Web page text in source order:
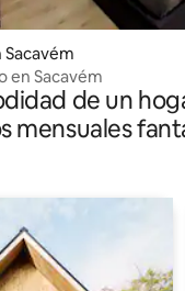
en Sacavém
de un
mensuales